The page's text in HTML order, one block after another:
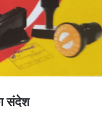
संदेश